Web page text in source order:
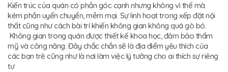
Kiến trúc của quán có phần góc cạnh nhưng không vì thế mà
kém phần uyển chuyển, mềm mại. Sự linh hoạt trong xếp đặt nội
thất cũng như cách bài trí khiến không gian không quá gò bó.
Không gian trong quán được thiết kế khoa học, đảm bảo thẩm
mỹ và công năng. Đây chắc chắn sẽ là địa điểm yêu thích của
các bạn trẻ cũng như là nơi làm việc lý tưởng cho ai thích sự riêng
tư